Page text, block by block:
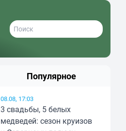
Популярное
08.08, 17:03
3 свадьбы, 5 белых
медведей: сезон круизов